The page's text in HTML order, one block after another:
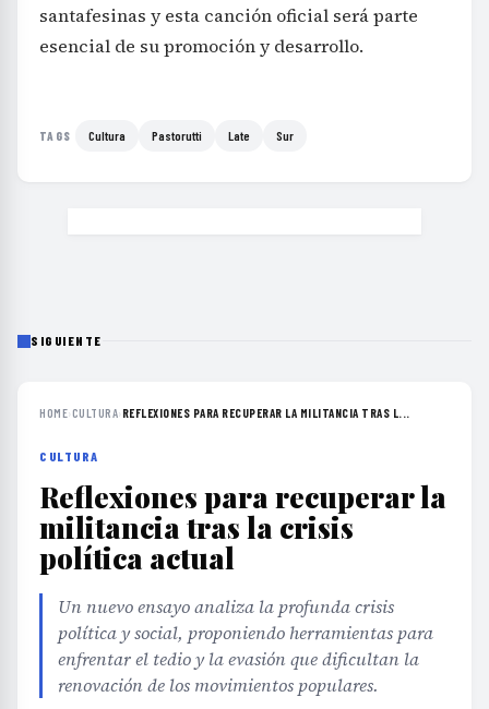
santafesinas y esta canción oficial será parte
esencial de su promoción y desarrollo.
TAGS Cultura Pastorutti Late Sur
SIGUIENTE
HOME›CULTURA› REFLEXIONES PARA RECUPERAR LA MILITANCIA TRAS L...
CULTURA
Reflexiones para recuperar la
militancia tras la crisis
política actual
Un nuevo ensayo analiza la profunda crisis
política y social, proponiendo herramientas para
enfrentar el tedio y la evasión que dificultan la
renovación de los movimientos populares.